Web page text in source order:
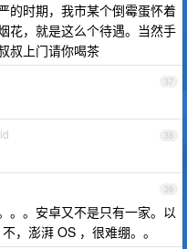
的时期，我市某个倒霉蛋怀着
花，就是这么个待遇。当然手
叔上门请你喝茶
37
38
39
。。安卓又不是只有一家。以
，澎湃 OS ，很难绷。。